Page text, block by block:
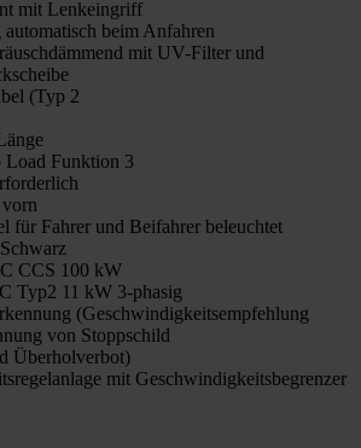
mit Lenkeingriff
beim Anfahren
mit UV-Filter und
(Typ 2
Funktion 3
für Fahrer und Beifahrer beleuchtet
CCS 100 kW
Typ2 11 kW 3-phasig
(Geschwindigkeitsempfehlung
von Stoppschild
Überholverbot)
mit Geschwindigkeitsbegrenzer